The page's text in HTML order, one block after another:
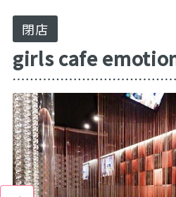
閉店
girls cafe emotion(